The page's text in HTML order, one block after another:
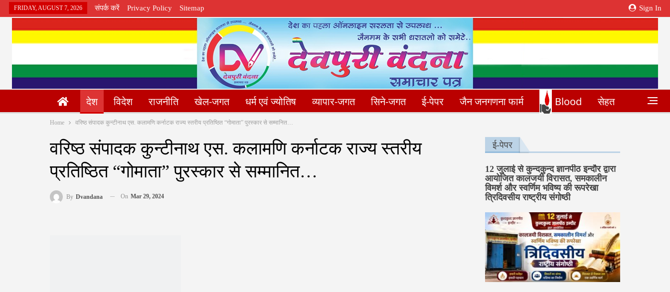
Sign In
FRIDAY, AUGUST 7, 2026 संपर्क करें Privacy Policy Sitemap
देश विदेश राजनीति खेल-जगत धर्म एवं ज्योतिष व्यापार-जगत सिने-जगत ई-पेपर जैन जनगणना फार्म Blood
सेहत
संपादकीय
फोटो गैलेरी
Home वरिष्ठ संपादक कुन्टीनाथ एस. कलामणि कर्नाटक राज्य स्तरीय प्रतिष्ठित “गोमाता” पुरस्कार से सम्मानित…
वरिष्ठ संपादक कुन्टीनाथ एस. कलामणि कर्नाटक राज्य स्तरीय
प्रतिष्ठित “गोमाता” पुरस्कार से सम्मानित…
By Dvandana On Mar 29, 2024
ई-पेपर
12 जुलाई से कुन्दकुन्द ज्ञानपीठ इन्दौर द्वारा
आयोजित कालजयी विरासत, समकालीन
विमर्श और स्वर्णिम भविष्य की रूपरेखा
त्रिदिवसीय राष्ट्रीय संगोष्ठी